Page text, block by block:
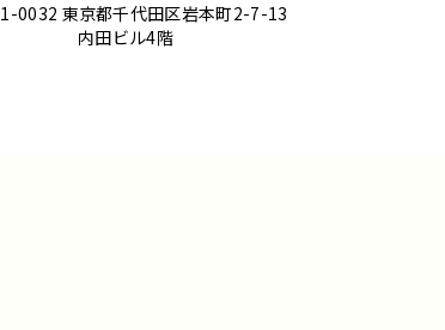
0032 東京都千代田区岩本町2-7-13
内田ビル4階